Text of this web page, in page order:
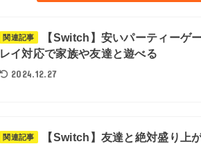
関連記事
【Switch】安いパーティーゲ
レイ対応で家族や友達と遊べる
2024.12.27
関連記事
【Switch】友達と絶対盛り上